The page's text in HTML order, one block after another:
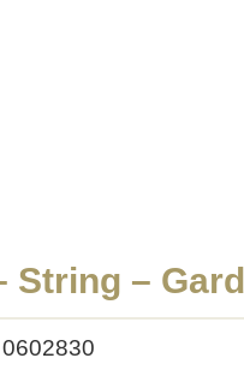
String –